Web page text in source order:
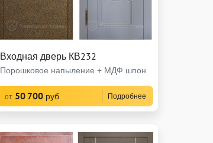
Входная дверь КВ232
Порошковое напыление + МДФ шпон
от 50 700 руб Подробнее